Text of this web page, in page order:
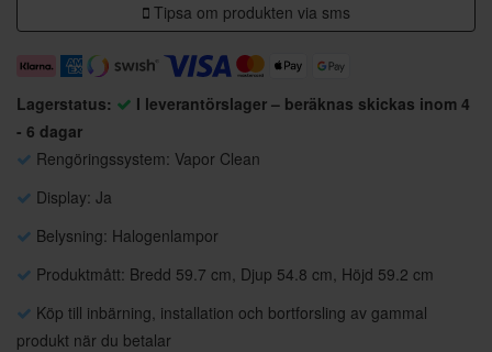
Tipsa om produkten via sms
Lagerstatus:
I leverantörslager – beräknas skickas inom 4
- 6 dagar
Rengöringssystem: Vapor Clean
Display: Ja
Belysning: Halogenlampor
Produktmått: Bredd 59.7 cm, Djup 54.8 cm, Höjd 59.2 cm
Köp till inbärning, installation och bortforsling av gammal
produkt när du betalar